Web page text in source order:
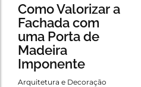
Como Valorizar a
Fachada com
uma Porta de
Madeira
Imponente
Arquitetura e Decoração